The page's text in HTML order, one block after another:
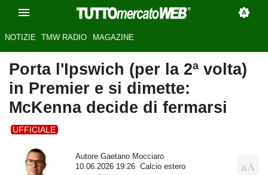
NOTIZIE TMW RADIO MAGAZINE
Porta l'Ipswich (per la 2ª volta)
in Premier e si dimette:
McKenna decide di fermarsi
UFFICIALE
Autore Gaetano Mocciaro
10.06.2026 19:26
Calcio estero